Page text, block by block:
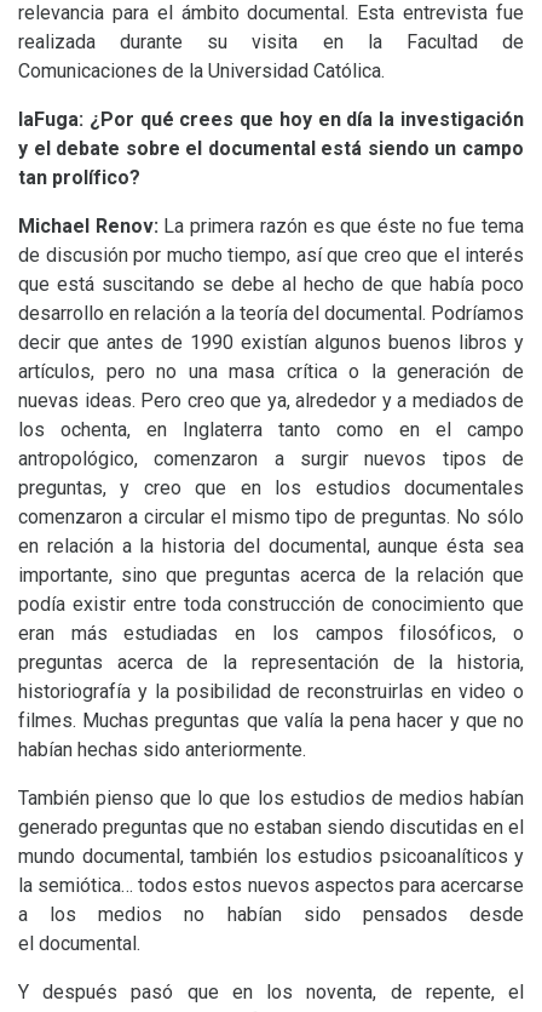
relevancia para el ámbito documental. Esta entrevista fue
realizada durante su visita en la Facultad de
Comunicaciones de la Universidad Católica.
laFuga: ¿Por qué crees que hoy en día la investigación
y el debate sobre el documental está siendo un campo
tan prolífico?
Michael Renov: La primera razón es que éste no fue tema
de discusión por mucho tiempo, así que creo que el interés
que está suscitando se debe al hecho de que había poco
desarrollo en relación a la teoría del documental. Podríamos
decir que antes de 1990 existían algunos buenos libros y
artículos, pero no una masa crítica o la generación de
nuevas ideas. Pero creo que ya, alrededor y a mediados de
los ochenta, en Inglaterra tanto como en el campo
antropológico, comenzaron a surgir nuevos tipos de
preguntas, y creo que en los estudios documentales
comenzaron a circular el mismo tipo de preguntas. No sólo
en relación a la historia del documental, aunque ésta sea
importante, sino que preguntas acerca de la relación que
podía existir entre toda construcción de conocimiento que
eran más estudiadas en los campos filosóficos, o
preguntas acerca de la representación de la historia,
historiografía y la posibilidad de reconstruirlas en video o
filmes. Muchas preguntas que valía la pena hacer y que no
habían hechas sido anteriormente.
También pienso que lo que los estudios de medios habían
generado preguntas que no estaban siendo discutidas en el
mundo documental, también los estudios psicoanalíticos y
la semiótica… todos estos nuevos aspectos para acercarse
a los medios no habían sido pensados desde
el documental.
Y después pasó que en los noventa, de repente, el